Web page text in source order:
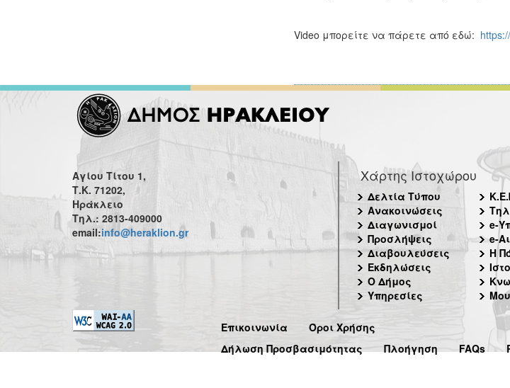
Video μπορείτε να πάρετε από εδώ:
Αγίου Τίτου 1,
Τ.Κ. 71202,
Ηράκλειο
Τηλ.: 2813-409000
email:info@heraklion.gr
Χάρτης Ιστοχώρου
Δελτία Τύπου
Ανακοινώσεις
Διαγωνισμοί
Προσλήψεις
Διαβουλεύσεις
Εκδηλώσεις
Ο Δήμος
Υπηρεσίες
e-
e-
Η
Επικοινωνία
Όροι Χρήσης
Δήλωση Προσβασιμότητας
Πλοήγηση FAQs